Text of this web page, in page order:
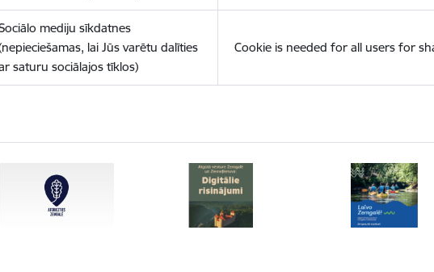
mediju sīkdatnes
lai Jūs varētu dalīties
saturu sociālajos tīklos)
Cookie is needed for all users for